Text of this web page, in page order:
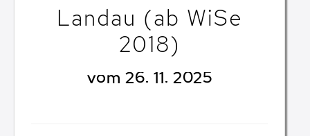
Landau (ab WiSe
2018)
vom 26. 11. 2025